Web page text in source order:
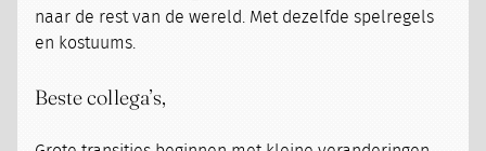
naar de rest van de wereld. Met dezelfde spelregels
en kostuums.
Beste collega’s,